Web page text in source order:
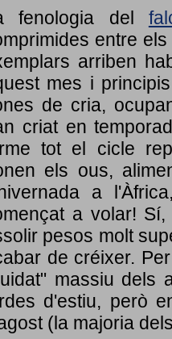
fenologia del
entre
arriben
mes i
de cria,
criat en
tot el cicle
els ous,
a
a volar!
pesos molt
de créixer.
massiu dels
d'estiu, però
(la majoria